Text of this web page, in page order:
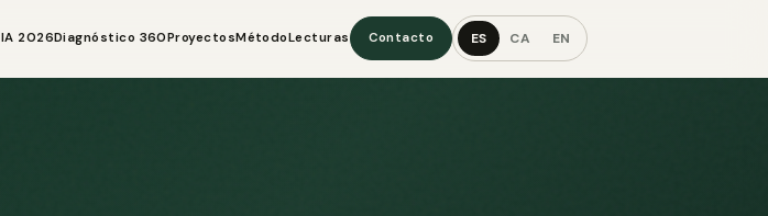
IA 2026Diagnóstico 360ProyectosMétodoLecturas Contacto ES CA EN